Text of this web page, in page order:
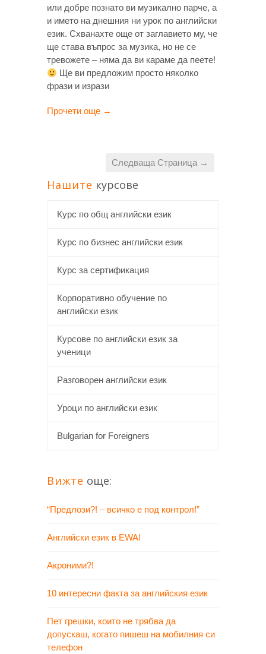
или добре познато ви музикално парче, а
и името на днешния ни урок по английски
език. Схванахте още от заглавието му, че
ще става въпрос за музика, но не се
тревожете – няма да ви караме да пеете!
Ще ви предложим просто няколко
фрази и изрази
Прочети още →
Следваща Страница →
Нашите курсове
Курс по общ английски език
Курс по бизнес английски език
Курс за сертификация
Корпоративно обучение по
английски език
Курсове по английски език за
ученици
Разговорен английски език
Уроци по английски език
Bulgarian for Foreigners
Вижте още:
“Предлози?! – всичко е под контрол!”
Английски език в EWA!
Акроними?!
10 интересни факта за английския език
Пет грешки, които не трябва да
допускаш, когато пишеш на мобилния си
телефон